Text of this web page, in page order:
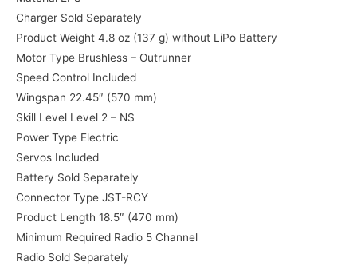
Charger Sold Separately
Product Weight 4.8 oz (137 g) without LiPo Battery
Motor Type Brushless – Outrunner
Speed Control Included
Wingspan 22.45″ (570 mm)
Skill Level Level 2 – NS
Power Type Electric
Servos Included
Battery Sold Separately
Connector Type JST-RCY
Product Length 18.5″ (470 mm)
Minimum Required Radio 5 Channel
Radio Sold Separately